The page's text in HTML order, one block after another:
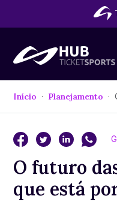
Início Planejamento
O futuro
que está